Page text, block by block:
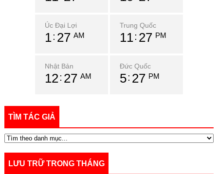
Úc Đại Lợi
1 27 AM
Trung Quốc
11 27 PM
Nhật Bản
12 27 AM
Đức Quốc
5 27 PM
TÌM TÁC GIẢ
LƯU TRỮ TRONG THÁNG